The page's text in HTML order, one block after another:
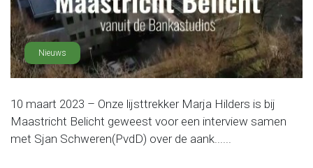
Nieuws
10 maart 2023 – Onze lijsttrekker Marja Hilders is bij
Maastricht Belicht geweest voor een interview samen
met Sjan Schweren(PvdD) over de aank......